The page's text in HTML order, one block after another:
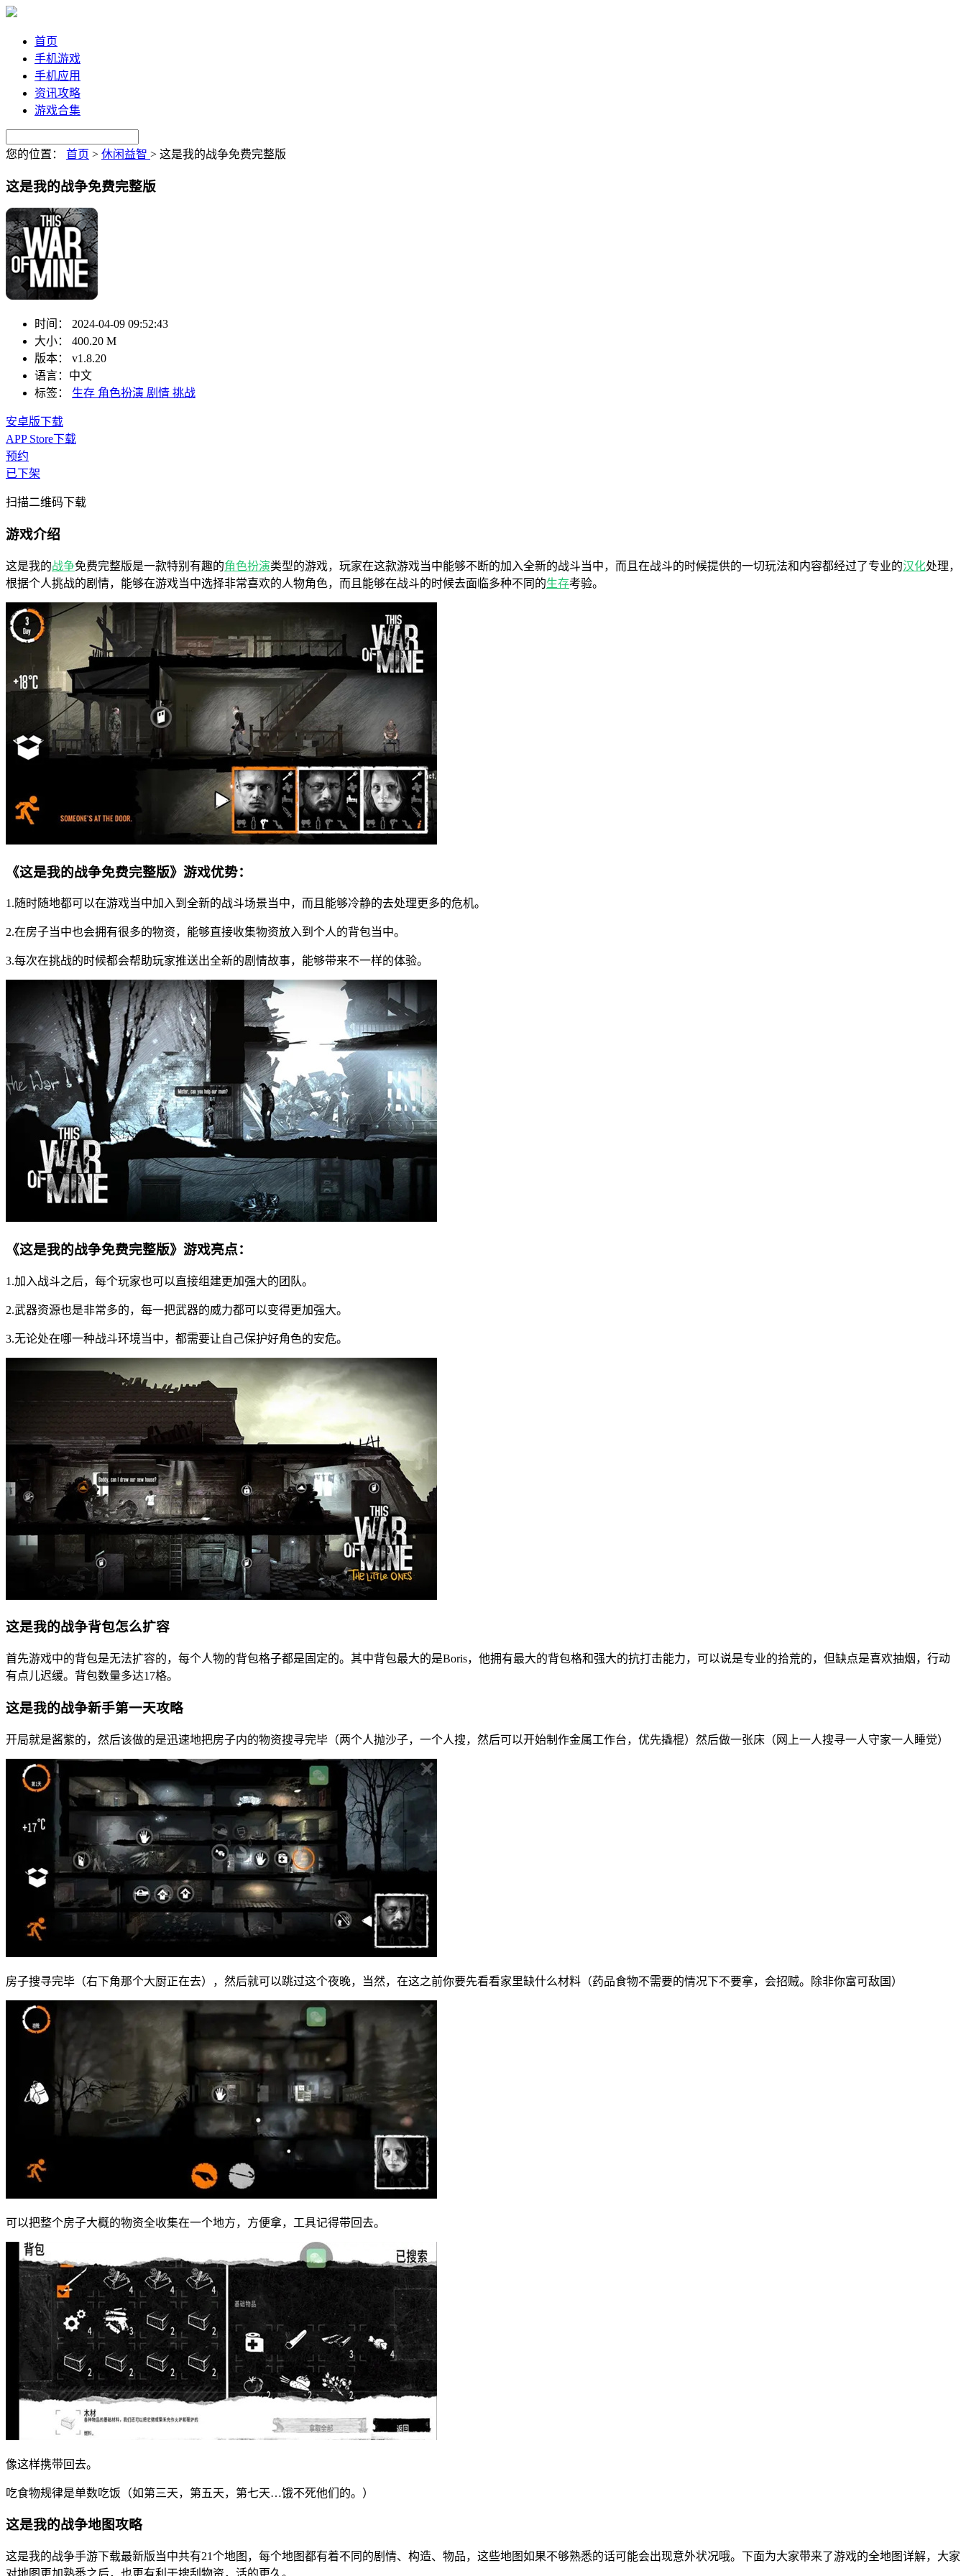
首页
手机游戏
手机应用
资讯攻略
游戏合集
您的位置： 首页 > 休闲益智 > 这是我的战争免费完整版
这是我的战争免费完整版
时间：
2024-04-09 09:52:43
大小：
400.20 M
版本：
v1.8.20
语言： 中文
标签：
生存 角色扮演 剧情 挑战
安卓版下载
APP Store下载
预约
已下架
扫描二维码下载
游戏介绍
这是我的战争免费完整版是一款特别有趣的角色扮演类型的游戏，玩家在这款游戏当中能够不断的加入全新的战斗当中，而且在战斗的时候提供的一切玩法和内容都经过了专业的汉化处理，
根据个人挑战的剧情，能够在游戏当中选择非常喜欢的人物角色，而且能够在战斗的时候去面临多种不同的生存考验。
《这是我的战争免费完整版》游戏优势：
1.随时随地都可以在游戏当中加入到全新的战斗场景当中，而且能够冷静的去处理更多的危机。
2.在房子当中也会拥有很多的物资，能够直接收集物资放入到个人的背包当中。
3.每次在挑战的时候都会帮助玩家推送出全新的剧情故事，能够带来不一样的体验。
《这是我的战争免费完整版》游戏亮点：
1.加入战斗之后，每个玩家也可以直接组建更加强大的团队。
2.武器资源也是非常多的，每一把武器的威力都可以变得更加强大。
3.无论处在哪一种战斗环境当中，都需要让自己保护好角色的安危。
这是我的战争背包怎么扩容
首先游戏中的背包是无法扩容的，每个人物的背包格子都是固定的。其中背包最大的是Boris，他拥有最大的背包格和强大的抗打击能力，可以说是专业的拾荒的，但缺点是喜欢抽烟，行动
有点儿迟缓。背包数量多达17格。
这是我的战争新手第一天攻略
开局就是酱紫的，然后该做的是迅速地把房子内的物资搜寻完毕（两个人抛沙子，一个人搜，然后可以开始制作金属工作台，优先撬棍）然后做一张床（网上一人搜寻一人守家一人睡觉）
房子搜寻完毕（右下角那个大厨正在去），然后就可以跳过这个夜晚，当然，在这之前你要先看看家里缺什么材料（药品食物不需要的情况下不要拿，会招贼。除非你富可敌国）
可以把整个房子大概的物资全收集在一个地方，方便拿，工具记得带回去。
像这样携带回去。
吃食物规律是单数吃饭（如第三天，第五天，第七天…饿不死他们的。）
这是我的战争地图攻略
这是我的战争手游下载最新版当中共有21个地图，每个地图都有着不同的剧情、构造、物品，这些地图如果不够熟悉的话可能会出现意外状况哦。下面为大家带来了游戏的全地图详解，大家
对地图更加熟悉之后，也更有利于搜刮物资，活的更久。